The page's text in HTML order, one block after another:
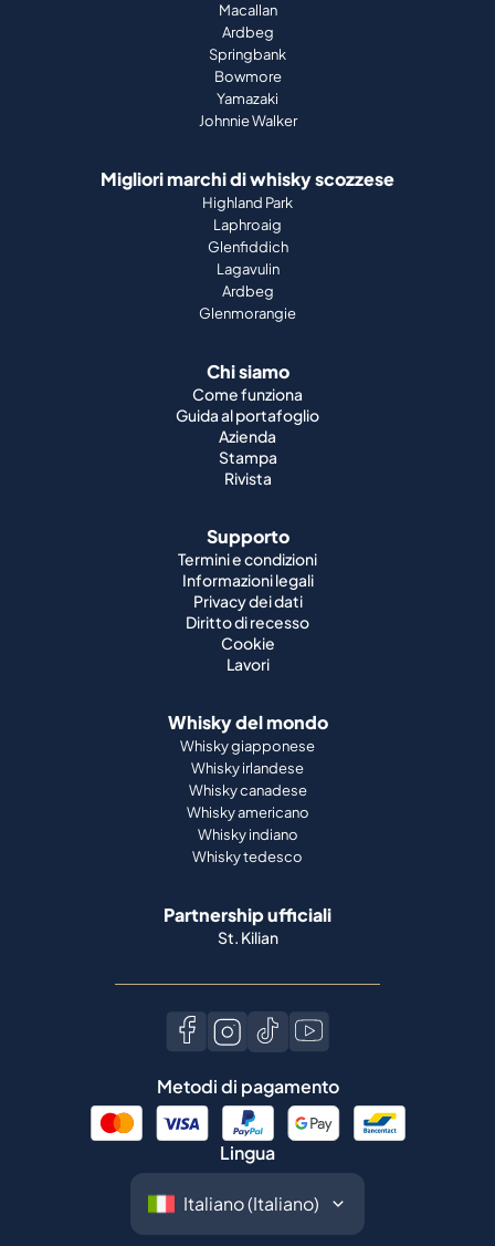
Macallan
Ardbeg
Springbank
Bowmore
Yamazaki
Johnnie Walker
Migliori marchi di whisky scozzese
Highland Park
Laphroaig
Glenfiddich
Lagavulin
Ardbeg
Glenmorangie
Chi siamo
Come funziona
Guida al portafoglio
Azienda
Stampa
Rivista
Supporto
Termini e condizioni
Informazioni legali
Privacy dei dati
Diritto di recesso
Cookie
Lavori
Whisky del mondo
Whisky giapponese
Whisky irlandese
Whisky canadese
Whisky americano
Whisky indiano
Whisky tedesco
Partnership ufficiali
St. Kilian
Metodi di pagamento
Lingua